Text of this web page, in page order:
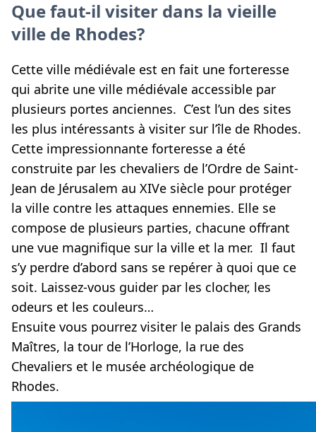
Que faut-il visiter dans la vieille
ville de Rhodes?
Cette ville médiévale est en fait une forteresse
qui abrite une ville médiévale accessible par
plusieurs portes anciennes. C’est l’un des sites
les plus intéressants à visiter sur l’île de Rhodes.
Cette impressionnante forteresse a été
construite par les chevaliers de l’Ordre de Saint-
Jean de Jérusalem au XIVe siècle pour protéger
la ville contre les attaques ennemies. Elle se
compose de plusieurs parties, chacune offrant
une vue magnifique sur la ville et la mer. Il faut
s’y perdre d’abord sans se repérer à quoi que ce
soit. Laissez-vous guider par les clocher, les
odeurs et les couleurs…
Ensuite vous pourrez visiter le palais des Grands
Maîtres, la tour de l’Horloge, la rue des
Chevaliers et le musée archéologique de
Rhodes.